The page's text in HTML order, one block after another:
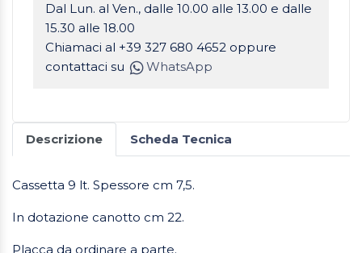
Dal Lun. al Ven., dalle 10.00 alle 13.00 e dalle
15.30 alle 18.00
Chiamaci al +39 327 680 4652 oppure
contattaci su
WhatsApp
Descrizione Scheda Tecnica
Cassetta 9 lt. Spessore cm 7,5.
In dotazione canotto cm 22.
Placca da ordinare a parte.